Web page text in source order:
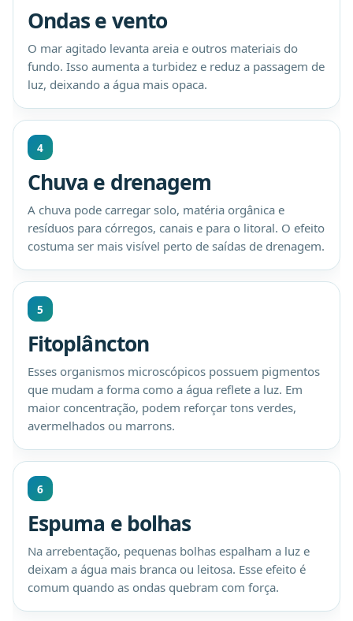
Ondas e vento
O mar agitado levanta areia e outros materiais do
fundo. Isso aumenta a turbidez e reduz a passagem de
luz, deixando a água mais opaca.
4
Chuva e drenagem
A chuva pode carregar solo, matéria orgânica e
resíduos para córregos, canais e para o litoral. O efeito
costuma ser mais visível perto de saídas de drenagem.
5
Fitoplâncton
Esses organismos microscópicos possuem pigmentos
que mudam a forma como a água reflete a luz. Em
maior concentração, podem reforçar tons verdes,
avermelhados ou marrons.
6
Espuma e bolhas
Na arrebentação, pequenas bolhas espalham a luz e
deixam a água mais branca ou leitosa. Esse efeito é
comum quando as ondas quebram com força.